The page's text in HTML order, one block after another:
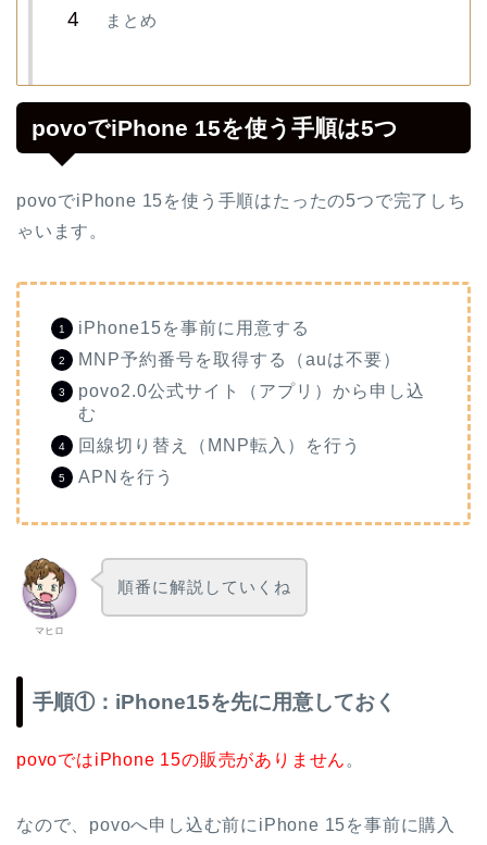
まとめ
povoでiPhone 15を使う手順は5つ
povoでiPhone 15を使う手順はたったの5つで完了しち
ゃいます。
iPhone15を事前に用意する
MNP予約番号を取得する（auは不要）
povo2.0公式サイト（アプリ）から申し込
む
回線切り替え（MNP転入）を行う
APNを行う
マヒロ
順番に解説していくね
手順①：iPhone15を先に用意しておく
povoではiPhone 15の販売がありません 。
なので、povoへ申し込む前にiPhone 15を事前に購入